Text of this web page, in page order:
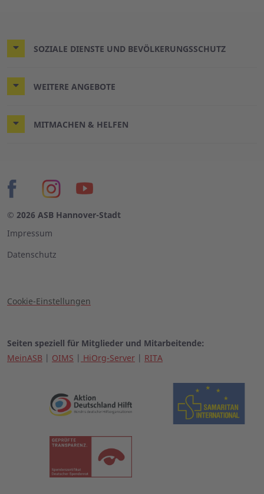
SOZIALE DIENSTE UND BEVÖLKERUNGSSCHUTZ
WEITERE ANGEBOTE
MITMACHEN & HELFEN
© 2026 ASB Hannover-Stadt
Impressum
Datenschutz
Cookie-Einstellungen
Seiten speziell für Mitglieder und Mitarbeitende:
MeinASB
OIMS HiOrg-Server RITA